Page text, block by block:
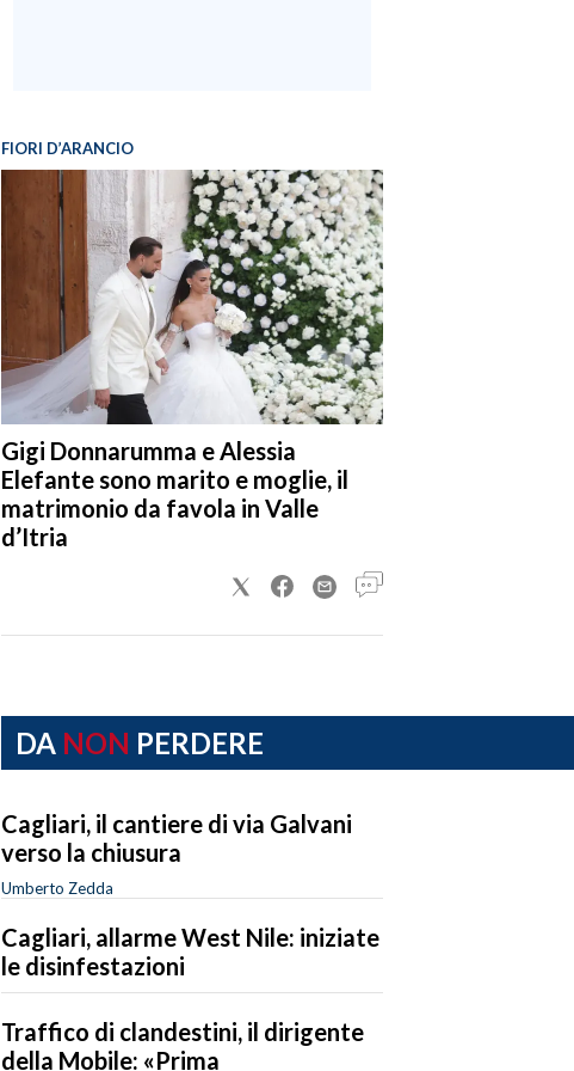
FIORI D’ARANCIO
Gigi Donnarumma e Alessia
Elefante sono marito e moglie, il
matrimonio da favola in Valle
d’Itria
DA NON PERDERE
Cagliari, il cantiere di via Galvani
verso la chiusura
Umberto Zedda
Cagliari, allarme West Nile: iniziate
le disinfestazioni
Traffico di clandestini, il dirigente
della Mobile: «Prima